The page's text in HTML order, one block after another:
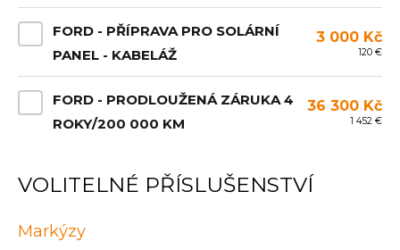
FORD - PŘÍPRAVA PRO SOLÁRNÍ
PANEL - KABELÁŽ
3 000 Kč
120 €
FORD - PRODLOUŽENÁ ZÁRUKA 4
ROKY/200 000 KM
36 300 Kč
1 452 €
VOLITELNÉ PŘÍSLUŠENSTVÍ
Markýzy